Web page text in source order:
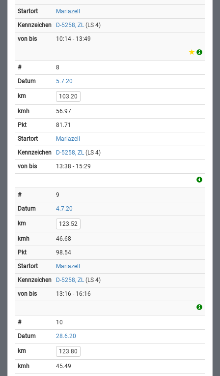
Mariazell
D-5258, ZL(LS 4)
10:14 - 13:49
8
5.7.20
103.20
56.97
81.71
Mariazell
D-5258, ZL(LS 4)
13:38 - 15:29
9
4.7.20
123.52
46.68
98.54
Mariazell
D-5258, ZL(LS 4)
13:16 - 16:16
10
28.6.20
123.80
45.49